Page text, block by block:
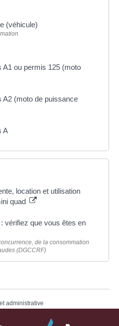
(véhicule)
A1 ou permis 125 (moto
A2 (moto de puissance
A
location et utilisation
quad
vérifiez que vous êtes en
de la consommation
(DGCCRF)
administrative